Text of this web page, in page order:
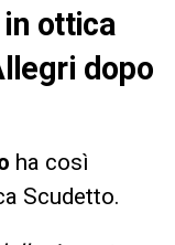
ottica
dopo
ha così
Scudetto.